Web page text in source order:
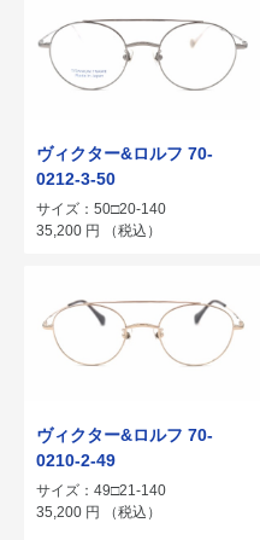
ヴィクター&ロルフ 70-
0212-3-50
サイズ：50□20-140
35,200 円 （税込）
ヴィクター&ロルフ 70-
0210-2-49
サイズ：49□21-140
35,200 円 （税込）